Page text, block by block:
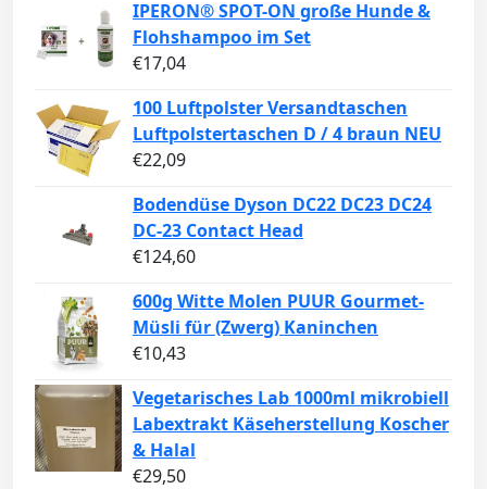
IPERON® SPOT-ON große Hunde &
Flohshampoo im Set
€17,04
100 Luftpolster Versandtaschen
Luftpolstertaschen D / 4 braun NEU
€22,09
Bodendüse Dyson DC22 DC23 DC24
DC-23 Contact Head
€124,60
600g Witte Molen PUUR Gourmet-
Müsli für (Zwerg) Kaninchen
€10,43
Vegetarisches Lab 1000ml mikrobiell
Labextrakt Käseherstellung Koscher
& Halal
€29,50